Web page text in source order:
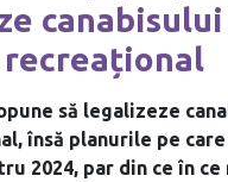
canabisului
recreațional
să legalizeze
însă planurile pe
2024, par din ce în